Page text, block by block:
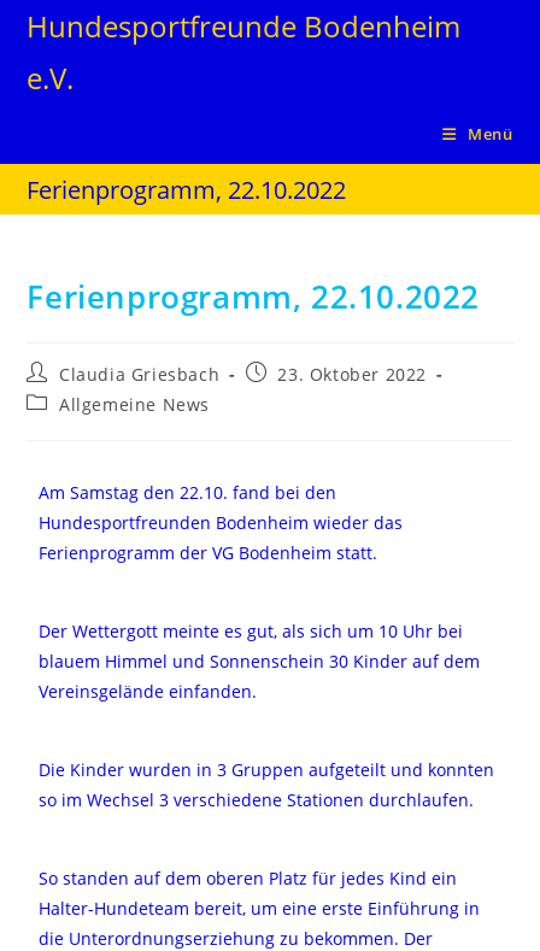
Hundesportfreunde Bodenheim
e.V.
Menü
Ferienprogramm, 22.10.2022
Ferienprogramm, 22.10.2022
Claudia Griesbach
23. Oktober 2022
Allgemeine News
Am Samstag den 22.10. fand bei den
Hundesportfreunden Bodenheim wieder das
Ferienprogramm der VG Bodenheim statt.
Der Wettergott meinte es gut, als sich um 10 Uhr bei
blauem Himmel und Sonnenschein 30 Kinder auf dem
Vereinsgelände einfanden.
Die Kinder wurden in 3 Gruppen aufgeteilt und konnten
so im Wechsel 3 verschiedene Stationen durchlaufen.
So standen auf dem oberen Platz für jedes Kind ein
Halter-Hundeteam bereit, um eine erste Einführung in
die Unterordnungserziehung zu bekommen. Der